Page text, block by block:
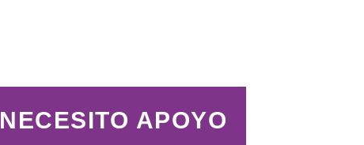
NECESITO APOYO